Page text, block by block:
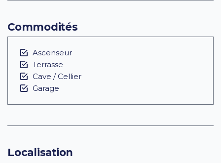
Commodités
Ascenseur
Terrasse
Cave / Cellier
Garage
Localisation